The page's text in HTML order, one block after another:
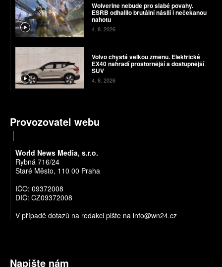
Wolverine nebude pro slabé povahy.
ESRB odhalilo brutální násilí i nečekanou
nahotu
4. 8. 2026
Volvo chystá velkou změnu. Elektrické
EX40 nahradí prostornější a dostupnější
SUV
4. 8. 2026
Provozovatel webu
World News Media, s.r.o.
Rybná 716/24
Staré Město, 110 00 Praha
IČO: 09372008
DIČ: CZ09372008
V případě dotazů na redakci pište na info@wn24.cz
Napište nám